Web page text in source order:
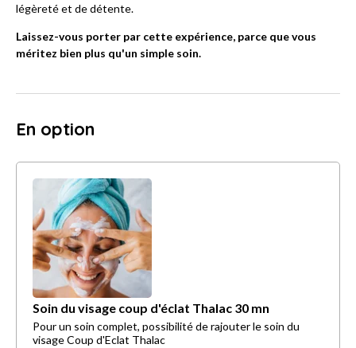
légèreté et de détente.
Laissez-vous porter par cette expérience, parce que vous
méritez bien plus qu'un simple soin.
En option
Soin du visage coup d'éclat Thalac 30 mn
Pour un soin complet, possibilité de rajouter le soin du
visage Coup d'Eclat Thalac